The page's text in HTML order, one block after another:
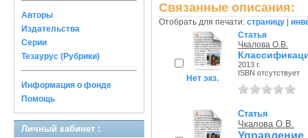
Авторы
Издательства
Серии
Тезаурус (Рубрики)
Информация о фонде
Помощь
Личный кабинет :
Связанные описания:
Отобрать для печати: страницу
Нет экз.
Статья
Чкалова О.В.
2013 г.
ISBN отсутствует
Статья
Чкалова О.В.